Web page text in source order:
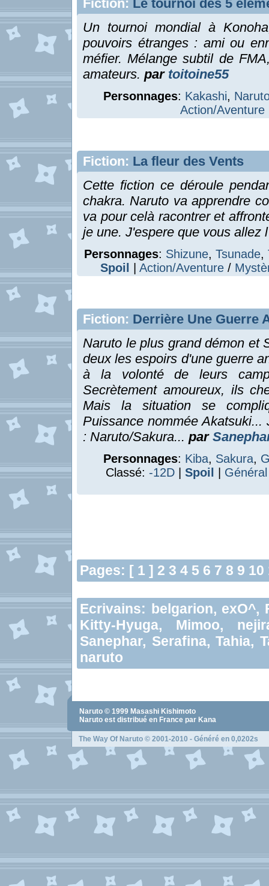
Fiction: Le tournoi des 5
Un tournoi mondial à
pouvoirs étranges : ami ou
méfier. Mélange subtil de
amateurs. par toitoine55
Personnages: Kakashi,
Action/Aventure
Fiction: La fleur des Vents
Cette fiction ce déroule
chakra. Naruto va apprendre
va pour celà racontrer et
je une. J'espere que vous allez
Personnages: Shizune, Tsunade,
Spoil
Action/Aventure /
Fiction: Derrière Une Guerre
Naruto le plus grand démon et
deux les espoirs d'une guerre
à la volonté de leurs
Secrètement amoureux, ils
Mais la situation se
Puissance nommée
: Naruto/Sakura... par
Personnages: Kiba, Sakura,
Classé: -12D Spoil Général
Pages: [ 1 ] 2 3 4 5 6 7 8 9 10
Ecrivains: belgarion, exO^,
Kitty-Hyuga, Mimoo,
Sanephar, Serafina,Tahia,
naruto
Naruto © 1999 Masashi Kishimoto
Naruto est distribué en France par Kana
The Way Of Naruto © 2001-2010 - Généré en 0,0202s